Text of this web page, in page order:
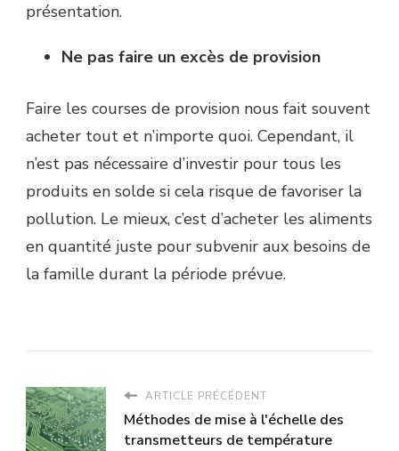
présentation.
Ne pas faire un excès de provision
Faire les courses de provision nous fait souvent
acheter tout et n’importe quoi. Cependant, il
n’est pas nécessaire d’investir pour tous les
produits en solde si cela risque de favoriser la
pollution. Le mieux, c’est d’acheter les aliments
en quantité juste pour subvenir aux besoins de
la famille durant la période prévue.
ARTICLE PRÉCÉDENT
Méthodes de mise à l'échelle des
transmetteurs de température